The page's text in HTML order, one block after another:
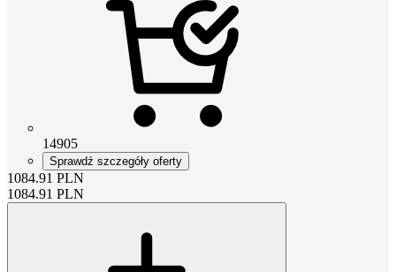
14905
Sprawdź szczegóły oferty
1084.91 PLN
1084.91 PLN